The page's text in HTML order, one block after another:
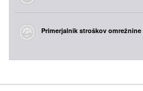
Primerjalnik stroškov omrežnine